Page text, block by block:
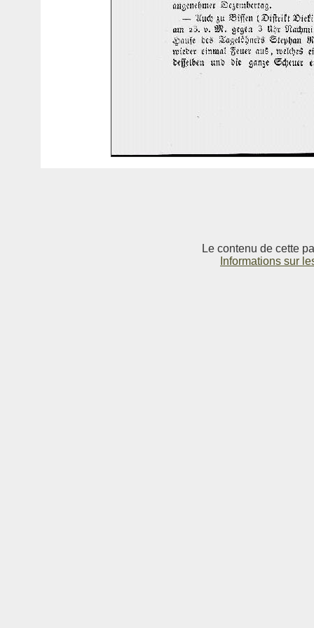
Le contenu de cette
Informations sur